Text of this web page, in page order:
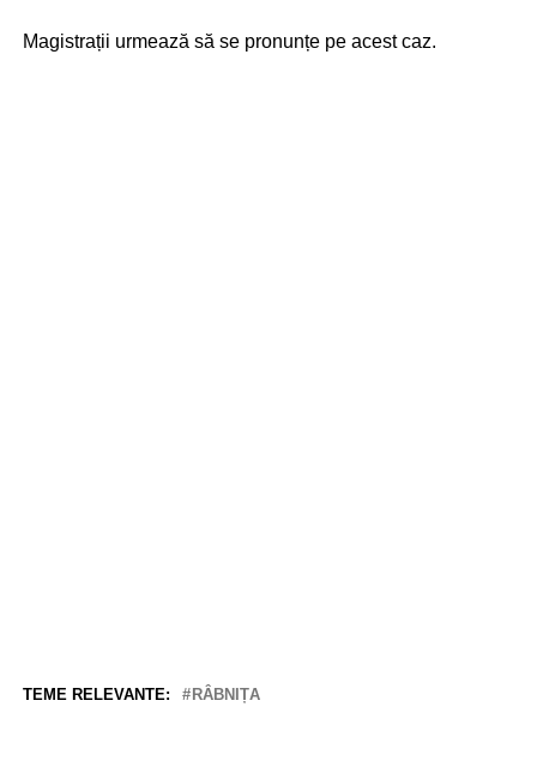
Magistrații urmează să se pronunțe pe acest caz.
TEME RELEVANTE: RÂBNIȚA